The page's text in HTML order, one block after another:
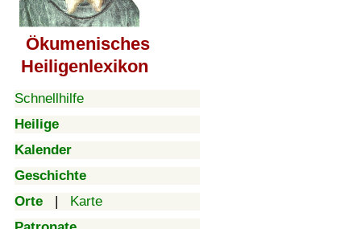
Ökumenisches
Heiligenlexikon
Schnellhilfe
Heilige
Kalender
Geschichte
Orte | Karte